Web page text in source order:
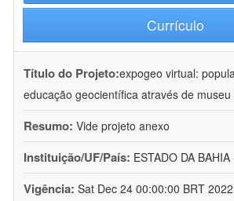
Currículo
Título do Projeto:expogeo virtual:
educação geocientífica através de museu
Resumo: Vide projeto anexo
Instituição/UF/País: ESTADO DA
Vigência: Sat Dec 24 00:00:00 BRT